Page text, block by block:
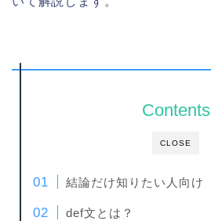
CLOSE
Contents
結論だけ知りたい人向け
def文とは？